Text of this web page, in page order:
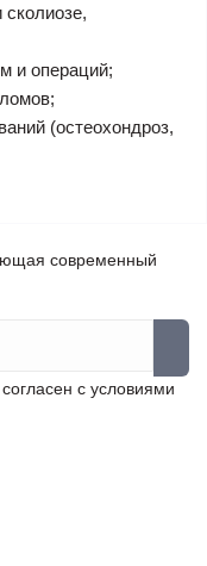
и операций;
(остеохондроз,
современный
с условиями